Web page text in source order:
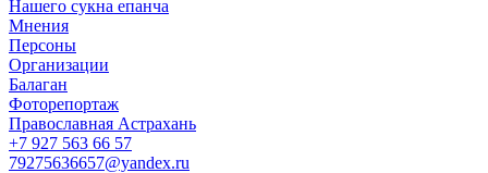
Нашего сукна епанча
Мнения
Персоны
Организации
Балаган
Фоторепортаж
Православная Астрахань
+7 927 563 66 57
79275636657@yandex.ru